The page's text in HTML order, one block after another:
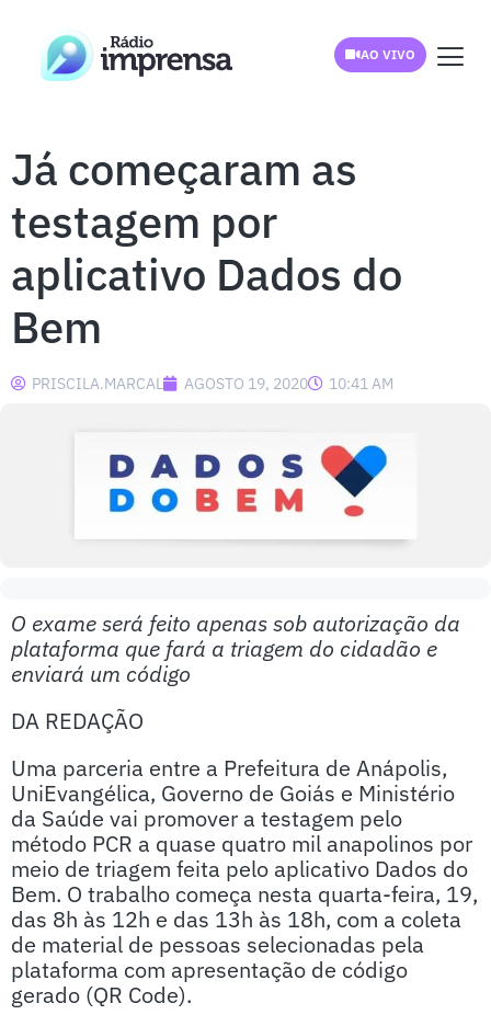
AO VIVO
Já começaram as
testagem por
aplicativo Dados do
Bem
PRISCILA.MARCAL AGOSTO 19, 2020 10:41 AM
O exame será feito apenas sob autorização da
plataforma que fará a triagem do cidadão e
enviará um código
DA REDAÇÃO
Uma parceria entre a Prefeitura de Anápolis,
UniEvangélica, Governo de Goiás e Ministério
da Saúde vai promover a testagem pelo
método PCR a quase quatro mil anapolinos por
meio de triagem feita pelo aplicativo Dados do
Bem. O trabalho começa nesta quarta-feira, 19,
das 8h às 12h e das 13h às 18h, com a coleta
de material de pessoas selecionadas pela
plataforma com apresentação de código
gerado (QR Code).